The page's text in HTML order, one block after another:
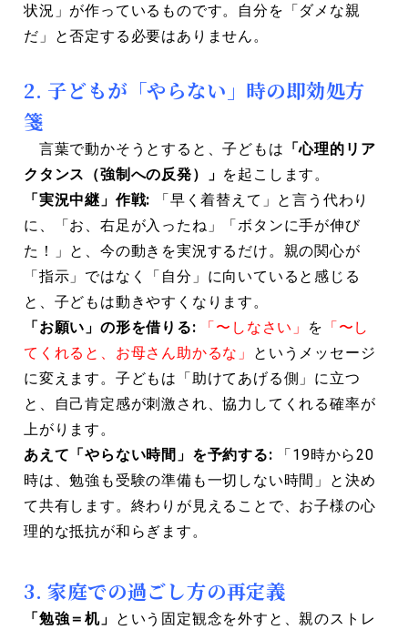
状況」が作っているものです。自分を「ダメな親
だ」と否定する必要はありません。
2. 子どもが「やらない」時の即効処方
箋
言葉で動かそうとすると、子どもは 「心理的リア
クタンス（強制への反発）」 を起こします。
「実況中継」作戦: 「早く着替えて」と言う代わり
に、「お、右足が入ったね」「ボタンに手が伸び
た！」と、今の動きを実況するだけ。親の関心が
「指示」ではなく「自分」に向いていると感じる
と、子どもは動きやすくなります。
「お願い」の形を借りる:
「〜しなさい」 を 「〜し
てくれると、お母さん助かるな」
というメッセージ
に変えます。子どもは「助けてあげる側」に立つ
と、自己肯定感が刺激され、協力してくれる確率が
上がります。
あえて「やらない時間」を予約する: 「19時から20
時は、勉強も受験の準備も一切しない時間」と決め
て共有します。終わりが見えることで、お子様の心
理的な抵抗が和らぎます。
3. 家庭での過ごし方の再定義
「勉強＝机」 という固定観念を外すと、親のストレ